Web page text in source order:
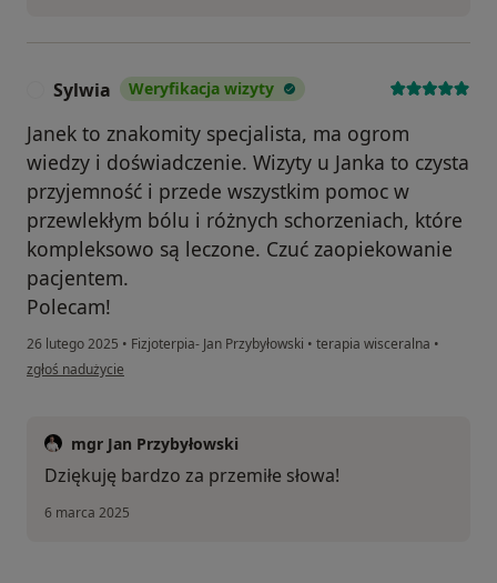
Sylwia Weryfikacja wizyty
Janek to znakomity specjalista, ma ogrom
wiedzy i doświadczenie. Wizyty u Janka to czysta
przyjemność i przede wszystkim pomoc w
przewlekłym bólu i różnych schorzeniach, które
kompleksowo są leczone. Czuć zaopiekowanie
pacjentem.
Polecam!
26 lutego 2025 • Fizjoterpia- Jan Przybyłowski • terapia wisceralna •
w opinii użytkownika Sylwia
zgłoś nadużycie
mgr Jan Przybyłowski
Dziękuję bardzo za przemiłe słowa!
6 marca 2025